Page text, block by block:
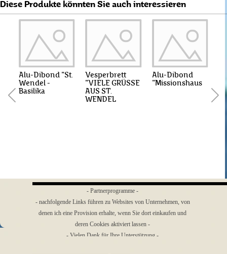
Diese Produkte könnten Sie auch interessieren
Alu-Dibond "St.
Wendel -
Basilika
Vesperbrett
"VIELE GRÜSSE
AUS ST.
WENDEL
Alu-Dibond
"Missionshaus
- Partnerprogramme -
- nachfolgende Links führen zu Websites von Unternehmen, von
denen ich eine Provision erhalte, wenn Sie dort einkaufen und
deren Cookies aktiviert lassen -
- Vielen Dank für Ihre Unterstützung -